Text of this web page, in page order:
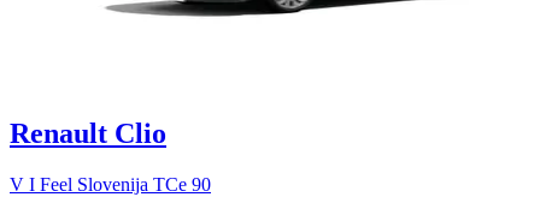
Renault Clio
V I Feel Slovenija TCe 90